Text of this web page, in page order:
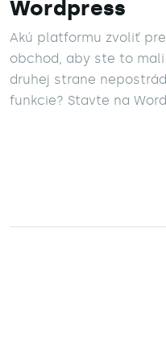
Wordpress
Akú platformu zvoliť
obchod, aby ste to
druhej strane
funkcie? Stavte na